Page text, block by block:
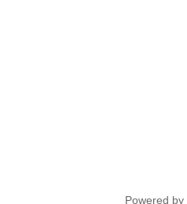
Powered by